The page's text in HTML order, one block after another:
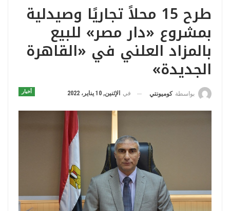
طرح 15 محلاً تجاريًا وصيدلية
بمشروع «دار مصر» للبيع
بالمزاد العلني في «القاهرة
الجديدة»
أخبار بواسطة كوميونتي في الإثنين, 10 يناير، 2022